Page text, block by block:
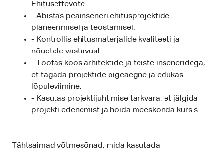
Ehitusettevõte
- Abistas peainseneri ehitusprojektide
planeerimisel ja teostamisel.
- Kontrollis ehitusmaterjalide kvaliteeti ja
nõuetele vastavust.
- Töötas koos arhitektide ja teiste inseneridega,
et tagada projektide õigeaegne ja edukas
lõpuleviimine.
- Kasutas projektijuhtimise tarkvara, et jälgida
projekti edenemist ja hoida meeskonda kursis.
Tähtsaimad võtmesõnad, mida kasutada